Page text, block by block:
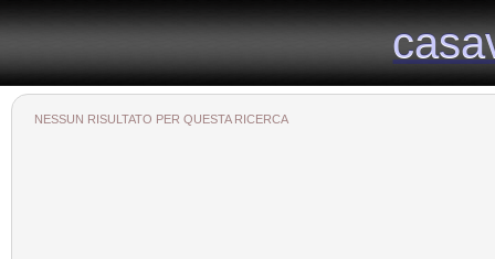
NESSUN RISULTATO PER QUESTA RICERCA